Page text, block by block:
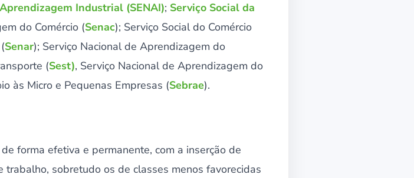
Industrial (SENAI); Serviço Social da
do Comércio (Senac); Serviço Social do Comércio
Senar); Serviço Nacional de Aprendizagem do
(Sest), Serviço Nacional de Aprendizagem do
às Micro e Pequenas Empresas (Sebrae).
forma efetiva e permanente, com a inserção de
sobretudo os de classes menos favorecidas